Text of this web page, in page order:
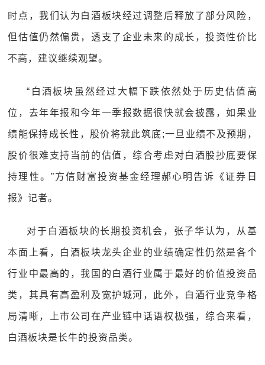
时点，我们认为白酒板块经过调整后释放了部分风险，
但估值仍然偏贵，透支了企业未来的成长，投资性价比
不高，建议继续观望。
“白酒板块虽然经过大幅下跌依然处于历史估值高
位，去年年报和今年一季报数据很快就会披露，如果业
绩能保持成长性，股价将就此筑底;一旦业绩不及预期，
股价很难支持当前的估值，综合考虑对白酒股抄底要保
持理性。”方信财富投资基金经理郝心明告诉《证券日
报》记者。
对于白酒板块的长期投资机会，张子华认为，从基
本面上看，白酒板块龙头企业的业绩确定性仍然是各个
行业中最高的，我国的白酒行业属于最好的价值投资品
类，其具有高盈利及宽护城河，此外，白酒行业竞争格
局清晰，上市公司在产业链中话语权极强，综合来看，
白酒板块是长牛的投资品类。